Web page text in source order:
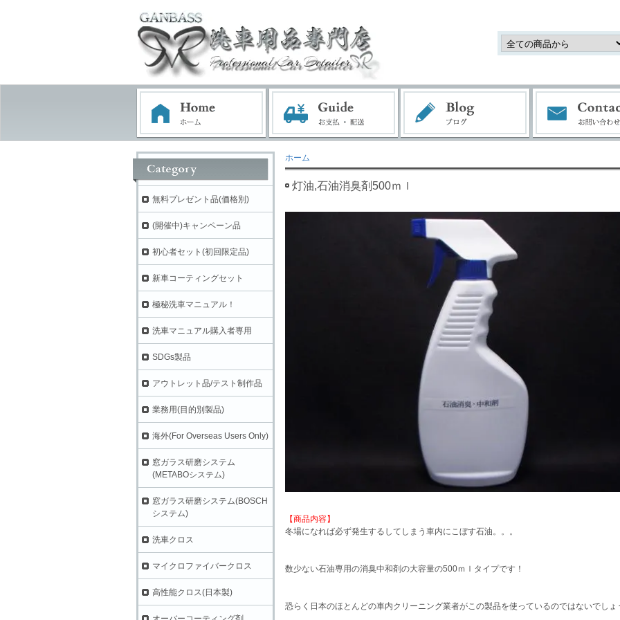
ホーム
灯油,石油消臭剤500ｍｌ
【商品内容】
冬場になれば必ず発生するしてしまう車内にこぼす石油。。。
数少ない石油専用の消臭中和剤の大容量の500ｍｌタイプです！
恐らく日本のほとんどの車内クリーニング業者がこの製品を使っているのではないでしょ
無料プレゼント品(価格別)
(開催中)キャンペーン品
初心者セット(初回限定品)
新車コーティングセット
極秘洗車マニュアル！
洗車マニュアル購入者専用
SDGs製品
アウトレット品/テスト制作品
業務用(目的別製品)
海外(For Overseas Users Only)
窓ガラス研磨システム
(METABOシステム)
窓ガラス研磨システム(BOSCH
システム)
洗車クロス
マイクロファイバークロス
高性能クロス(日本製)